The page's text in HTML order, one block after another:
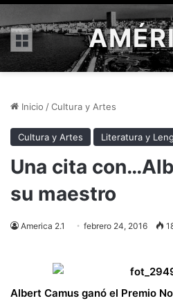
Menú
Inicio /Cultura y Artes
Cultura y Artes Literatura y
Una cita
su maestro
America 2.1 febrero 24, 2016
Albert Camus ganó el Premio